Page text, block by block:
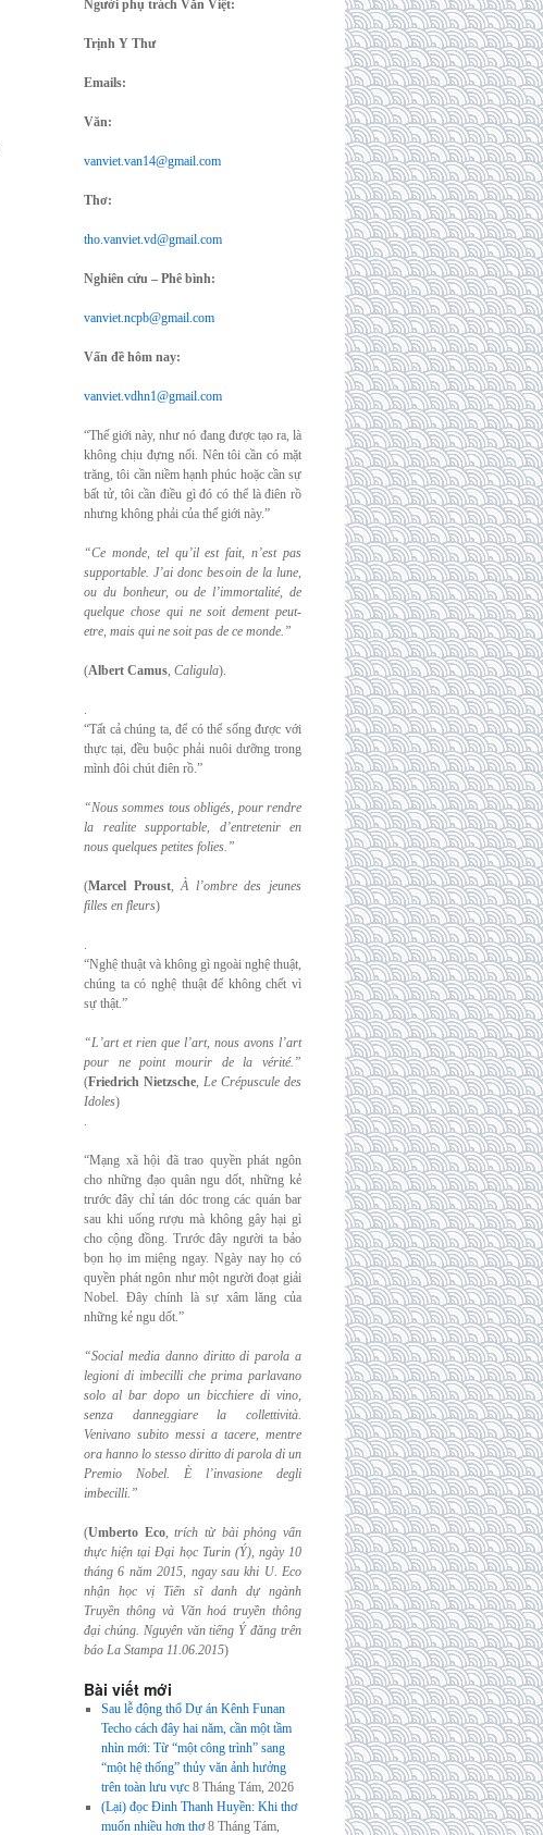
Người phụ trách Văn Việt:
Trịnh Y Thư
Emails:
Văn:
vanviet.van14@gmail.com
Thơ:
tho.vanviet.vd@gmail.com
Nghiên cứu – Phê bình:
vanviet.ncpb@gmail.com
Vấn đề hôm nay:
vanviet.vdhn1@gmail.com
“Thế giới này, như nó đang được tạo ra, là
không chịu đựng nổi. Nên tôi cần có mặt
trăng, tôi cần niềm hạnh phúc hoặc cần sự
bất tử, tôi cần điều gì đó có thể là điên rồ
nhưng không phải của thế giới này.”
“Ce monde, tel qu’il est fait, n’est pas
supportable. J’ai donc besoin de la lune,
ou du bonheur, ou de l’immortalité, de
quelque chose qui ne soit dement peut-
etre, mais qui ne soit pas de ce monde.”
(Albert Camus, Caligula).
.
“Tất cả chúng ta, để có thể sống được với
thực tại, đều buộc phải nuôi dưỡng trong
mình đôi chút điên rồ.”
“Nous sommes tous obligés, pour rendre
la realite supportable, d’entretenir en
nous quelques petites folies.”
(Marcel Proust,À l’ombre des jeunes
filles en fleurs)
.
“Nghệ thuật và không gì ngoài nghệ thuật,
chúng ta có nghệ thuật để không chết vì
sự thật.”
“L’art et rien que l’art, nous avons l’art
pour ne point mourir de la vérité.”
(Friedrich Nietzsche, Le Crépuscule des
Idoles)
.
“Mạng xã hội đã trao quyền phát ngôn
cho những đạo quân ngu dốt, những kẻ
trước đây chỉ tán dóc trong các quán bar
sau khi uống rượu mà không gây hại gì
cho cộng đồng. Trước đây người ta bảo
bọn họ im miệng ngay. Ngày nay họ có
quyền phát ngôn như một người đoạt giải
Nobel. Đây chính là sự xâm lăng của
những kẻ ngu dốt.”
“Social media danno diritto di parola a
legioni di imbecilli che prima parlavano
solo albar dopo un bicchiere di vino,
senza danneggiare la collettività.
Venivano subito messi a tacere, mentre
ora hanno lo stesso diritto di parola di un
Premio Nobel. È l’invasione degli
imbecilli.”
(Umberto Eco,trích từ bài phỏng vấn
thực hiện tại Đại học Turin (Ý), ngày 10
tháng 6 năm 2015, ngay sau khi U. Eco
nhận học vị Tiến sĩ danh dự ngành
Truyền thông và Văn hoá truyền thông
đại chúng. Nguyên văn tiếng Ý đăng trên
báo La Stampa 11.06.2015)
Bài viết mới
Sau lễ động thổ Dự án Kênh Funan
Techo cách đây hai năm, cần một tầm
nhìn mới: Từ “một công trình” sang
“một hệ thống” thủy văn ảnh hưởng
trên toàn lưu vực 8 Tháng Tám, 2026
(Lại) đọc Đinh Thanh Huyền: Khi thơ
muốn nhiều hơn thơ 8 Tháng Tám,